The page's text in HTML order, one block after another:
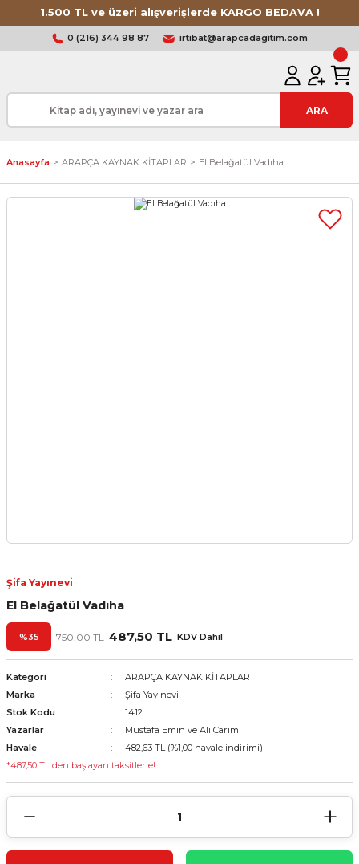
1.500 TL ve üzeri alışverişlerde KARGO BEDAVA !
0 (216) 344 98 87 irtibat@arapcadagitim.com
ARA
Anasayfa ARAPÇA KAYNAK KİTAPLAR El Belağatül Vadıha
Şifa Yayınevi
El Belağatül Vadıha
%35 750,00 TL 487,50 TL KDV Dahil
Kategori
ARAPÇA KAYNAK KİTAPLAR
Marka
Şifa Yayınevi
Stok Kodu
1412
Yazarlar
Mustafa Emin ve Ali Carim
Havale
482,63 TL (%1,00 havale indirimi)
*487,50 TL den başlayan taksitlerle!